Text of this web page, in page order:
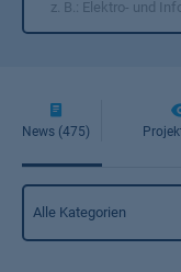
News (475)
Kategorie
Alle Kategorien